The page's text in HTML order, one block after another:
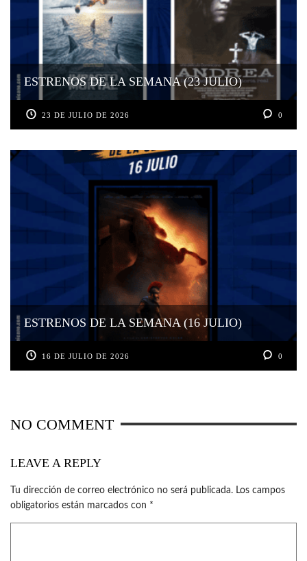
ESTRENOS DE LA SEMANA (23 JULIO)
23 DE JULIO DE 2026 0
ESTRENOS DE LA SEMANA (16 JULIO)
16 DE JULIO DE 2026 0
NO COMMENT
LEAVE A REPLY
Tu dirección de correo electrónico no será publicada. Los campos
obligatorios están marcados con *